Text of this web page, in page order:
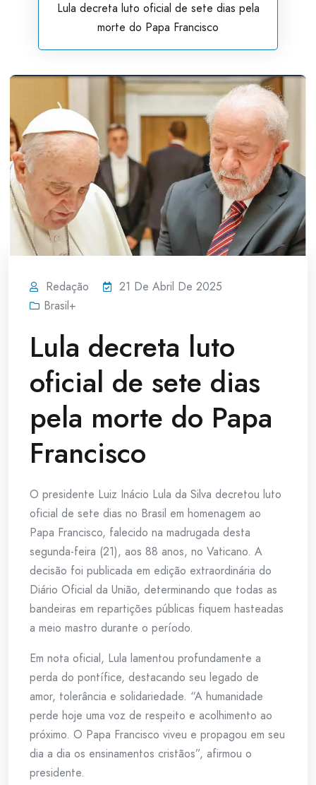
Lula decreta luto oficial de sete dias pela
morte do Papa Francisco
Redação
21 De Abril De 2025
Brasil+
Lula decreta luto
oficial de sete dias
pela morte do Papa
Francisco
O presidente Luiz Inácio Lula da Silva decretou luto
oficial de sete dias no Brasil em homenagem ao
Papa Francisco, falecido na madrugada desta
segunda-feira (21), aos 88 anos, no Vaticano. A
decisão foi publicada em edição extraordinária do
Diário Oficial da União, determinando que todas as
bandeiras em repartições públicas fiquem hasteadas
a meio mastro durante o período.​
Em nota oficial, Lula lamentou profundamente a
perda do pontífice, destacando seu legado de
amor, tolerância e solidariedade. “A humanidade
perde hoje uma voz de respeito e acolhimento ao
próximo. O Papa Francisco viveu e propagou em seu
dia a dia os ensinamentos cristãos”, afirmou o
presidente.​